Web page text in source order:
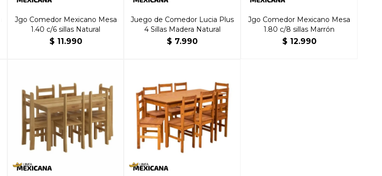
Jgo Comedor Mexicano Mesa
1.40 c/6 sillas Natural
$ 11.990
Juego de Comedor Lucia Plus
4 Sillas Madera Natural
$ 7.990
Jgo Comedor Mexicano Mesa
1.80 c/8 sillas Marrón
$ 12.990